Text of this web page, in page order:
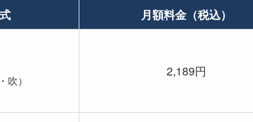
月額料金（税込）
吹）
2,189円